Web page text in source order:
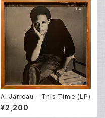
Al Jarreau – This Time (LP)
¥2,200